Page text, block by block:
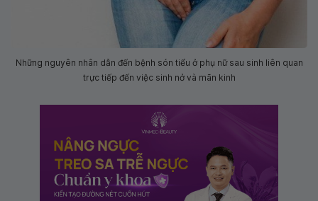
Những nguyên nhân dẫn đến bệnh són tiểu ở phụ nữ sau sinh liên quan
trực tiếp đến việc sinh nở và mãn kinh